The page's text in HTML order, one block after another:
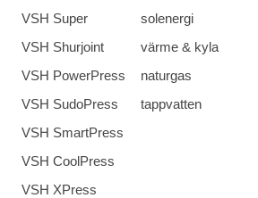
VSH Super
VSH Shurjoint
VSH PowerPress
VSH SudoPress
VSH SmartPress
VSH CoolPress
VSH XPress
solenergi
värme & kyla
naturgas
tappvatten